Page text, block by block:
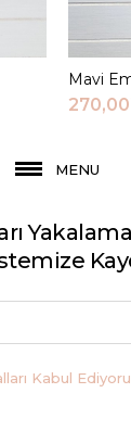
Mavi
MENU
Kabul